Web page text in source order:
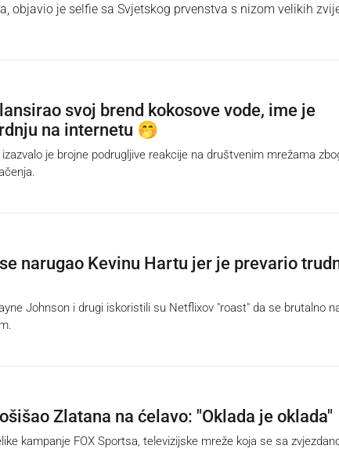
objavio je selfie sa Svjetskog prvenstva s nizom velikih
svoj brend kokosove vode, ime je
na internetu 🤭
izazvalo je brojne podrugljive reakcije na društvenim mrežama
narugao Kevinu Hartu jer je prevario
Johnson i drugi iskoristili su Netflixov "roast" da se brutalno
Zlatana na ćelavo: "Oklada je oklada"
kampanje FOX Sportsa, televizijske mreže koja se sa